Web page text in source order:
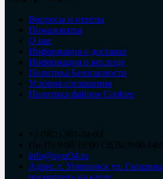
Вопросы и ответы
Пожаловатья
О нас
Информация о доставке
Информация о юр.лице
Политика Безопасности
Условия соглашения
Политика файлов Cookies
info@uyut34.ru
Адрес: г. Урюпинск ул.
посмотреть на карте